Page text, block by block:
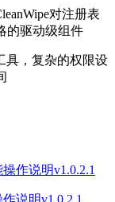
对注册表
的驱动级组件
具，复杂的权限设